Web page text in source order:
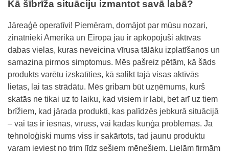
Kā šībrīža situāciju izmantot savā labā?
Jāreaģē operatīvi! Piemēram, domājot par mūsu nozari,
zinātnieki Amerikā un Eiropā jau ir apkopojuši aktīvās
dabas vielas, kuras neveicina vīrusa tālāku izplatīšanos un
samazina pirmos simptomus. Mēs pašreiz pētām, kā šāds
produkts varētu izskatīties, kā salikt tajā visas aktīvās
lietas, lai tas strādātu. Mēs gribam būt uzņēmums, kurš
skatās ne tikai uz to laiku, kad visiem ir labi, bet arī uz tiem
brīžiem, kad jārada produkti, kas palīdzēs jebkurā situācijā
– vai tās ir iesnas, vīruss, vai kādas kuņģa problēmas. Ja
tehnoloģiski mums viss ir sakārtots, tad jaunu produktu
varam ieviest no trim līdz sešiem mēnešiem. Lielām firmām